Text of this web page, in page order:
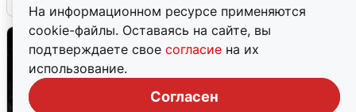
На информационном ресурсе применяются
cookie-файлы. Оставаясь на сайте, вы
подтверждаете свое согласие на их
использование.
Согласен